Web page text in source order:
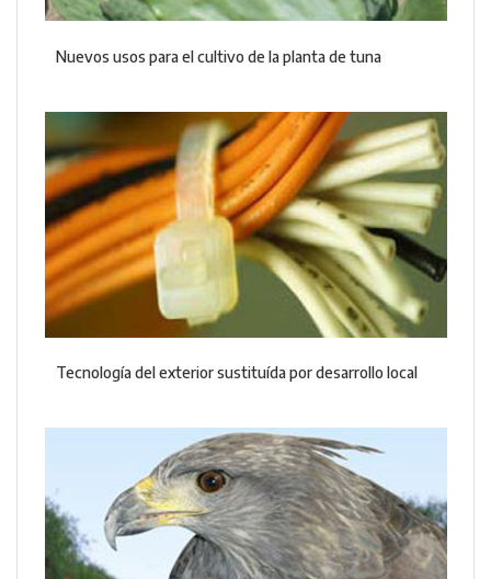
Nuevos usos para el cultivo de la planta de tuna
Tecnología del exterior sustituída por desarrollo local